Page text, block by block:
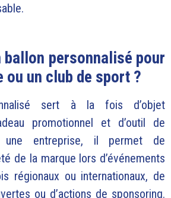
personnalisé pour
ou un club de sport ?
sert à la fois d’objet
promotionnel et d’outil de
une entreprise, il permet de
de la marque lors d’événements
régionaux ou internationaux, de
ou d’actions de sponsoring.